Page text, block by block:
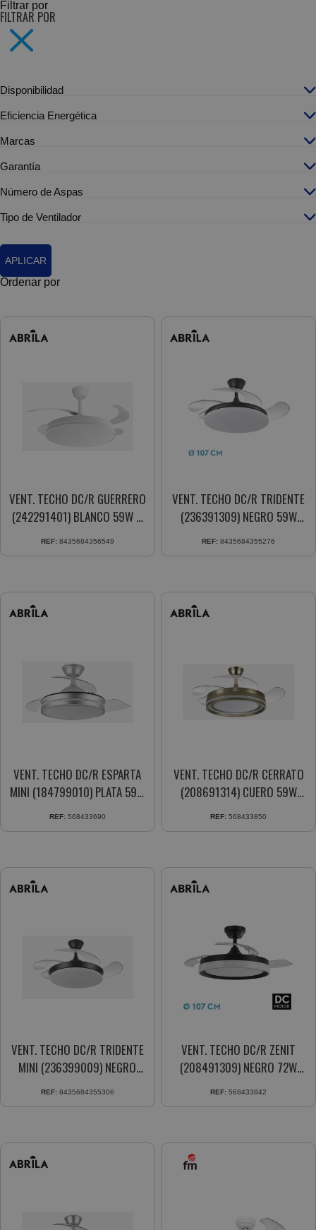
Filtrar por
FILTRAR POR
Disponibilidad
Eficiencia Energética
Marcas
Garantía
Número de Aspas
Tipo de Ventilador
APLICAR
Ordenar por
VENT. TECHO DC/R GUERRERO
(242291401) BLANCO 59W 4
ASPAS 107CM. 6VEL.
REF: 8435684356549
VENT. TECHO DC/R TRIDENTE
(236391309) NEGRO 59W
4ASPAS 107CM. 6VEL.
REF: 8435684355276
VENT. TECHO DC/R ESPARTA
MINI (184799010) PLATA 59W
3ASPAS RETRACTIL
REF: 568433690
VENT. TECHO DC/R CERRATO
(208691314) CUERO 59W
3ASPAS RETRACTIL
REF: 568433850
VENT. TECHO DC/R TRIDENTE
MINI (236399009) NEGRO
59W 4ASPAS 91CM. 6VEL.
REF: 8435684355306
VENT. TECHO DC/R ZENIT
(208491309) NEGRO 72W
3ASPAS RETRACTIL
REF: 568433842